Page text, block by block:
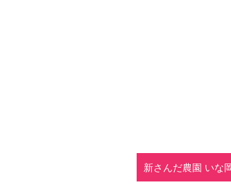
新さんだ農園 いな